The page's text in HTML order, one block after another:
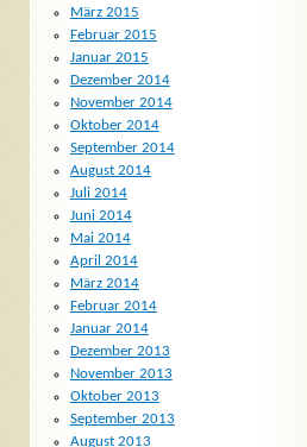
März 2015
Februar 2015
Januar 2015
Dezember 2014
November 2014
Oktober 2014
September 2014
August 2014
Juli 2014
Juni 2014
Mai 2014
April 2014
März 2014
Februar 2014
Januar 2014
Dezember 2013
November 2013
Oktober 2013
September 2013
August 2013